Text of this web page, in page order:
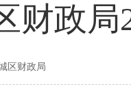
财政局
区财政局